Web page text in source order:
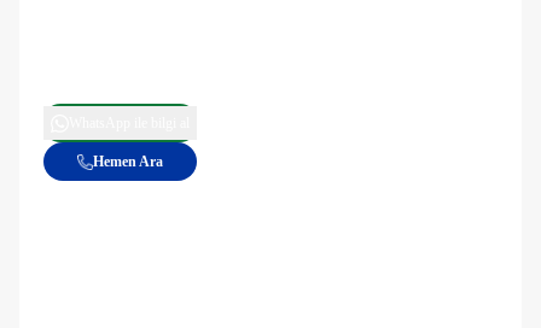
Hemen Ara